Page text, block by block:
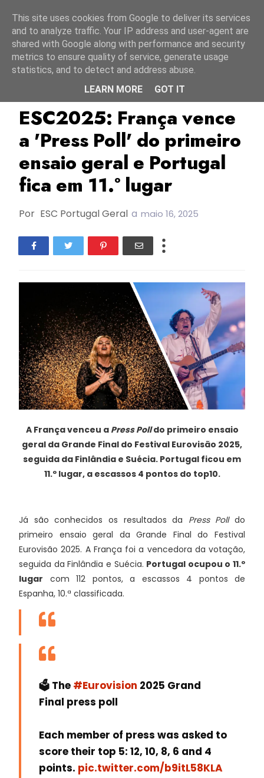
França Louane
ESC2025: França vence
a 'Press Poll' do primeiro
ensaio geral e Portugal
fica em 11.º lugar
Por ESC Portugal Geral a maio 16, 2025
A França venceu a Press Polldo primeiro ensaio
geral da Grande Final do Festival Eurovisão 2025,
seguida da Finlândia e Suécia. Portugal ficou em
11.º lugar, a escassos 4 pontos do top10.
Já são conhecidos os resultados da Press Polldo
primeiro ensaio geral da Grande Final do Festival
Eurovisão 2025. A França foi a vencedora da votação,
seguida da Finlândia e Suécia. Portugal ocupou o 11.º
lugar com 112 pontos, a escassos 4 pontos de
Espanha, 10.ª classificada.
🗳️ The #Eurovision 2025 Grand
Final press poll
Each member of press was asked to
score their top 5: 12, 10, 8, 6 and 4
points. pic.twitter.com/b9itL58KLA
This site uses cookies from Google to deliver its services
and to analyze traffic. Your IP address and user-agent are
shared with Google along with performance and security
metrics to ensure quality of service, generate usage
statistics, and to detect and address abuse.
LEARN MORE
GOT IT